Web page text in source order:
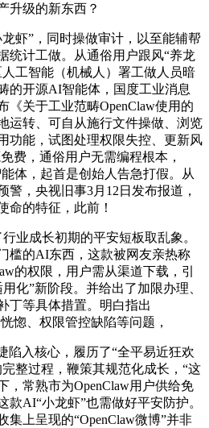
升级的新东西？
”，同时操做审计，以至能辅帮
统计工做。从通俗用户跟风“养龙
工智能（机械人）署工做人员暗
的开源AI智能体，国度工业消息
《关于工业范畴OpenClaw使用的
运转、可自从施行文件操做、浏览
功能，试图处理权限失控、更新风
费，通俗用户无需编程根本，
体，起首是创始人告急打假。从
警，央视旧事3月12日发布报道，
命的特征，此前！
成长初期的平安短板取乱象。
槛的AI东西，这款被网友亲热称
的权限，用户需从渠道下载，引
化”新阶段。并给出了加限办理、
丁等具体措置。明白指出
惚、权限管控缺陷等问题，
入核心，履历了“全平易近狂欢
整过程，鞭策其规范化成长，“这
，常熟市为OpenClaw用户供给免
款AI“小龙虾”也需做好平安防护。
集上呈现的“OpenClaw微博”并非